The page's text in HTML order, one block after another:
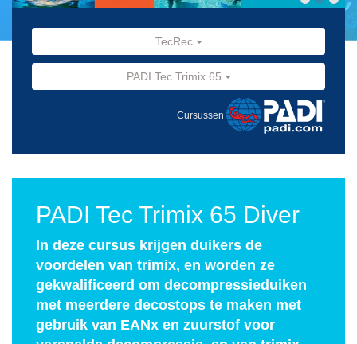
TecRec
PADI Tec Trimix 65
Cursussen
PADI Tec Trimix 65 Diver
In deze cursus krijgen duikers de
voordelen van trimix, en worden ze
gekwalificeerd om decompressieduiken
met meerdere decostops te maken met
gebruik van EANx en zuurstof voor